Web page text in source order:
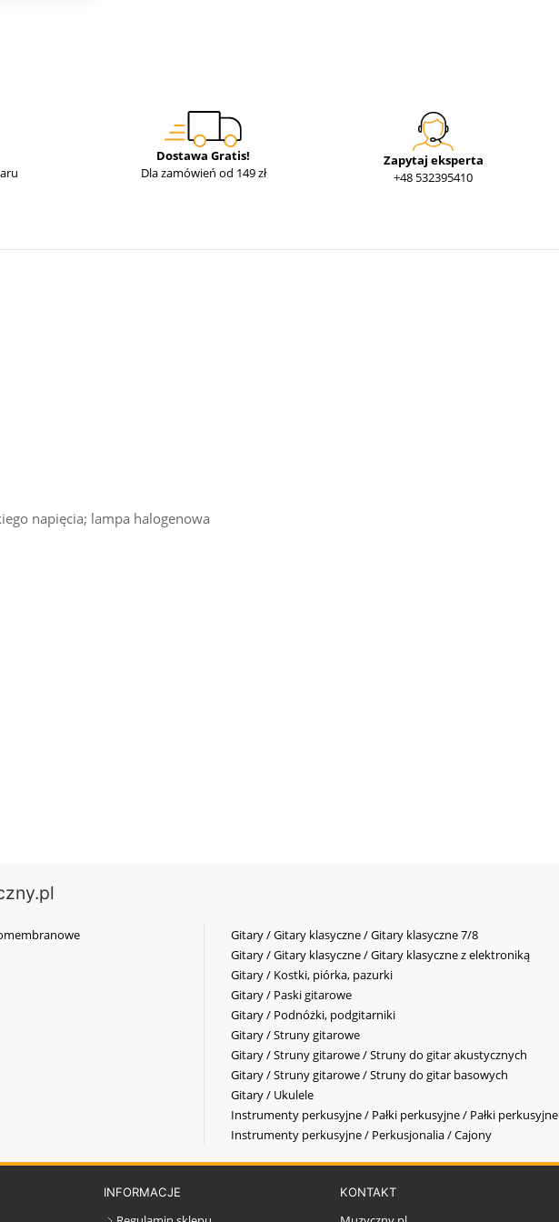
Dostawa Gratis!
Dla zamówień od 149 zł
Zapytaj eksperta
+48 532395410
napięcia; lampa halogenowa
Gitary / Gitary klasyczne / Gitary klasyczne 7/8
Gitary / Gitary klasyczne / Gitary klasyczne z elektroniką
Gitary / Kostki, piórka, pazurki
Gitary / Paski gitarowe
Gitary / Podnóżki, podgitarniki
Gitary / Struny gitarowe
Gitary / Struny gitarowe / Struny do gitar akustycznych
Gitary / Struny gitarowe / Struny do gitar basowych
Gitary / Ukulele
Instrumenty perkusyjne / Pałki perkusyjne / Pałki perkusyjne
Instrumenty perkusyjne / Perkusjonalia / Cajony
INFORMACJE KONTAKT